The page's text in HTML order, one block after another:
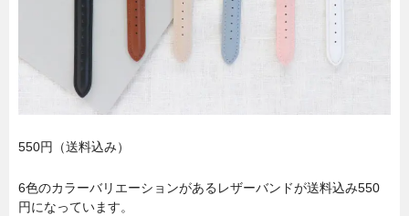
550円（送料込み）
6色のカラーバリエーションがあるレザーバンドが送料込み550
円になっています。